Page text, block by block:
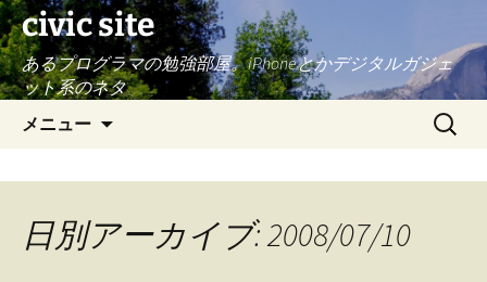
civic site
あるプログラマの勉強部屋。iPhoneとかデジタルガジェ
ット系のネタ
メニュー
へ
検
索:
日別アーカイブ: 2008/07/10